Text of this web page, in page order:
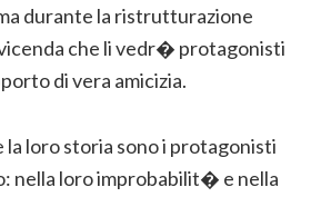
durante la ristrutturazione
che li vedr� protagonisti
di vera amicizia.
la loro storia sono i protagonisti
nella loro improbabilit� e nella